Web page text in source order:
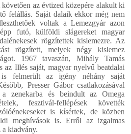
az évtized közepére alakult ki
felállás. Saját dalaik ekkor még nem
voltak a Lemezgyár azon
futó, külföldi slágereket magyar
rögzítettek kislemezre. Az
rögzített, melyek négy kislemez
1967 tavaszán, Mihály Tamás
az Illés saját, magyar nyelvű beatdalai
is felmerült az igény néhány saját
Presser Gábor csatlakozásával
zenekarba és beindult az Omega
fesztivál-fellépések követték
is kísértek, de közben
meghívások is. Erről az izgalmas
a kiadvány.